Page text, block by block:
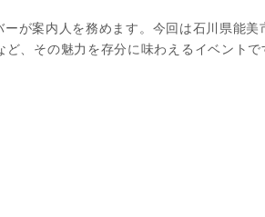
が案内人を務めます。今回は石川県能美
、その魅力を存分に味わえるイベント